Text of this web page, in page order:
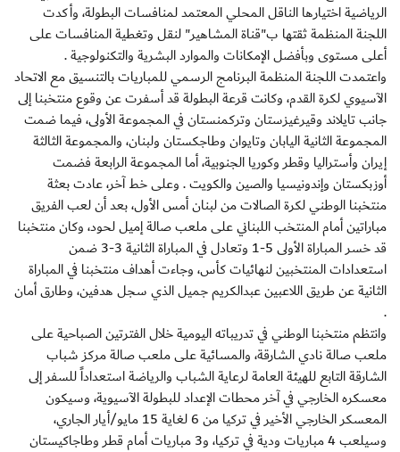
الرياضية اختيارها الناقل المحلي المعتمد لمنافسات البطولة، وأكدت
اللجنة المنظمة ثقتها ب"قناة المشاهير" لنقل وتغطية المنافسات على
أعلى مستوى وبأفضل الإمكانات والموارد البشرية والتكنولوجية .
واعتمدت اللجنة المنظمة البرنامج الرسمي للمباريات بالتنسيق مع الاتحاد
الآسيوي لكرة القدم، وكانت قرعة البطولة قد أسفرت عن وقوع منتخبنا إلى
جانب تايلاند وقيرغيزستان وتركمنستان في المجموعة الأولى، فيما ضمت
المجموعة الثانية اليابان وتايوان وطاجكستان ولبنان، والمجموعة الثالثة
إيران وأستراليا وقطر وكوريا الجنوبية، أما المجموعة الرابعة فضمت
أوزبكستان وإندونيسيا والصين والكويت . وعلى خط آخر، عادت بعثة
منتخبنا الوطني لكرة الصالات من لبنان أمس الأول، بعد أن لعب الفريق
مباراتين أمام المنتخب اللبناني على ملعب صالة إميل لحود، وكان منتخبنا
قد خسر المباراة الأولى 5-1 وتعادل في المباراة الثانية 3-3 ضمن
استعدادات المنتخبين لنهائيات كأس، وجاءت أهداف منتخبنا في المباراة
الثانية عن طريق اللاعبين عبدالكريم جميل الذي سجل هدفين، وطارق أمان
.
وانتظم منتخبنا الوطني في تدريباته اليومية خلال الفترتين الصباحية على
ملعب صالة نادي الشارقة، والمسائية على ملعب صالة مركز شباب
الشارقة التابع للهيئة العامة لرعاية الشباب والرياضة استعداداً للسفر إلى
معسكره الخارجي في آخر محطات الإعداد للبطولة الآسيوية، وسيكون
المعسكر الخارجي الأخير في تركيا من 6 لغاية 15 مايو/أيار الجاري،
وسيلعب 4 مباريات ودية في تركيا، و3 مباريات أمام قطر وطاجاكيستان